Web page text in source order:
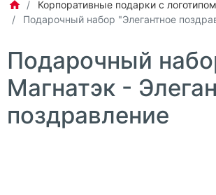
Корпоративные подарки с логотипом
Подарочный набор "Элегантное
Подарочный
Магнатэк -
поздравление